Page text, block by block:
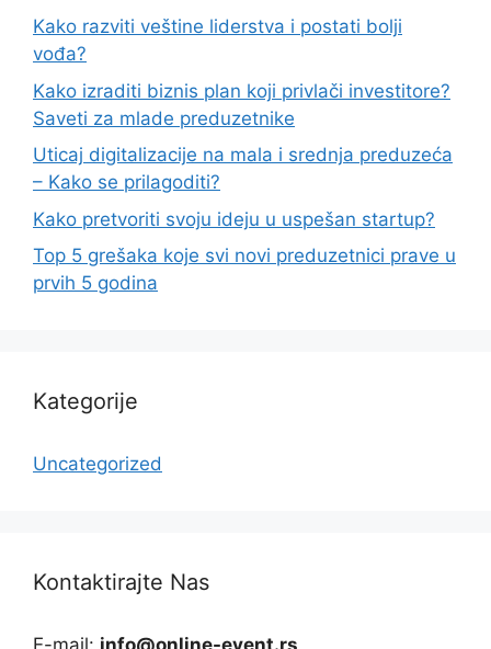
Kako razviti veštine liderstva i postati bolji
vođa?
Kako izraditi biznis plan koji privlači investitore?
Saveti za mlade preduzetnike
Uticaj digitalizacije na mala i srednja preduzeća
– Kako se prilagoditi?
Kako pretvoriti svoju ideju u uspešan startup?
Top 5 grešaka koje svi novi preduzetnici prave u
prvih 5 godina
Kategorije
Uncategorized
Kontaktirajte Nas